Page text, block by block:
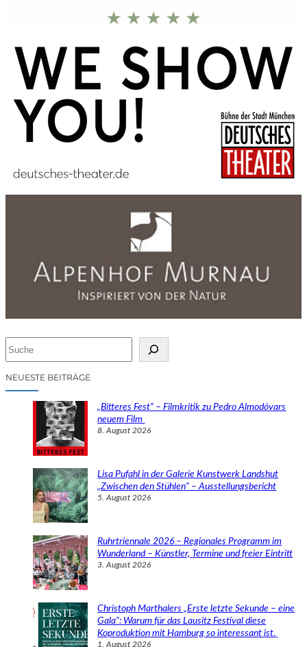
cNEUESTE BEITRÄGE
„Bitteres Fest“ – Filmkritik zu Pedro Almodóvars
neuem Film
8. August 2026
Lisa Pufahl in der Galerie Kunstwerk Landshut
„Zwischen den Stühlen“ – Ausstellungsbericht
5. August 2026
Ruhrtriennale 2026 – Regionales Programm im
Wunderland – Künstler, Termine und freier Eintritt
3. August 2026
Christoph Marthalers „Erste letzte Sekunde – eine
Gala“: Warum für das Lausitz Festival diese
Koproduktion mit Hamburg so interessant ist.
1. August 2026